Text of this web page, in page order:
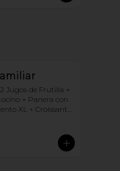
2 Jugos de Frutilla +
+ Panera con
XL + Croissant